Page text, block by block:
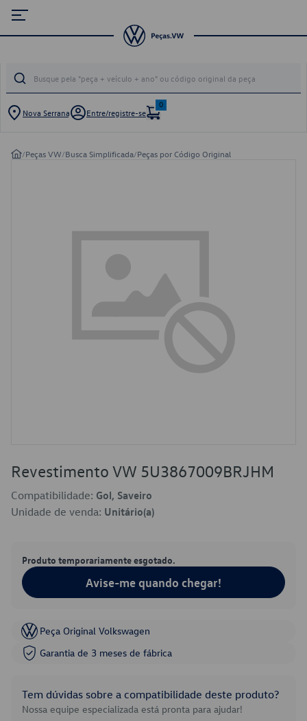
Nova Serrana Entre/registre-se
0
/Peças VW/Busca Simplificada/Peças por Código Original
Revestimento VW 5U3867009BRJHM
Compatibilidade: Gol, Saveiro
Unidade de venda: Unitário(a)
Produto temporariamente esgotado.
Avise-me quando chegar!
Peça Original Volkswagen
Garantia de 3 meses de fábrica
Tem dúvidas sobre a compatibilidade deste produto?
Nossa equipe especializada está pronta para ajudar!